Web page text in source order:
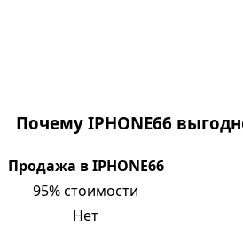
Почему IPHONE66
Продажа в IPHONE66
95% стоимости
Нет